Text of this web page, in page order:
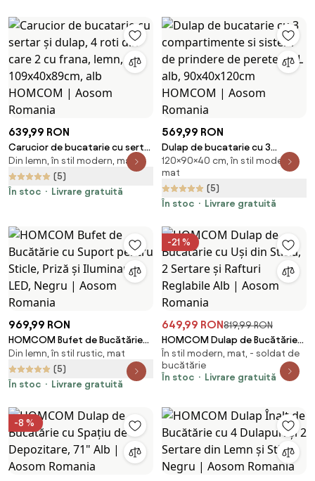
639,99 RON
Carucior de bucatarie cu sertar
și dulap, 4 roti din care 2 cu
frana, lemn, 109x40x89cm, alb
HOMCOM | Aosom Romania
Din lemn, în stil modern, mat
(5)
În stoc
Livrare gratuită
569,99 RON
Dulap de bucatarie cu 3
compartimente si sistem de
prindere de perete, PAL alb,
90x40x120cm HOMCOM |
Aosom Romania
120×90×40 cm, în stil modern,
mat
(5)
În stoc
Livrare gratuită
969,99 RON
HOMCOM Bufet de Bucătărie
cu Suport pentru Sticle, Priză și
Iluminare LED, Negru | Aosom
Romania
Din lemn, în stil rustic, mat
(5)
În stoc
Livrare gratuită
-21 %
649,99 RON819,99 RON
HOMCOM Dulap de Bucătărie
cu Uși din Sticlă, 2 Sertare și
Rafturi Reglabile Alb | Aosom
Romania
În stil modern, mat, - soldat de
bucătărie
În stoc
Livrare gratuită
-8 %